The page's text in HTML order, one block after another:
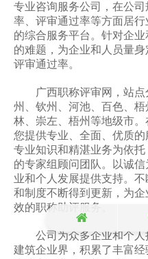
专业咨询服务公司，在公
率、评审通过率等方面居
的综合服务平台。针对企
的难题，为企业和人员量
评审通过率。
广西职称评审网，站点
州、钦州、河池、百色、
林、崇左、梧州等地级市
您提供专业、全面、优质的
专业知识和精湛业务为依托
的专家组顾问团队。以诚
业和个人发展提供支持。
和制度不断得到更新，为
效的职称助评服务。
公司为众多企业和个人
建筑企业界，积累了丰富